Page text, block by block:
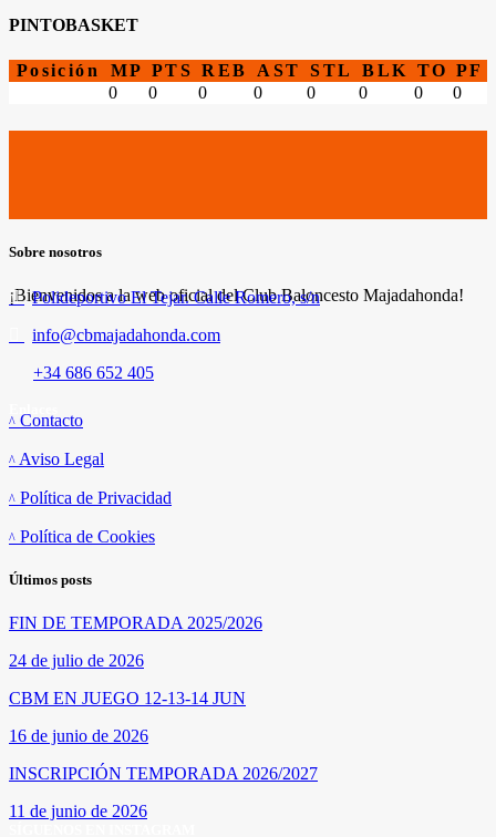
PINTOBASKET
Posición MP PTS REB AST STL BLK TO PF
0
0 0 0 0 0 0 0
Sobre nosotros
¡Bienvenidos a la web oficial del Club Baloncesto Majadahonda!
Polideportivo El Tejar. Calle Romero, s/n
info@cbmajadahonda.com
+34 686 652 405
Contacto
Aviso Legal
Política de Privacidad
Política de Cookies
Últimos posts
FIN DE TEMPORADA 2025/2026
24 de julio de 2026
CBM EN JUEGO 12-13-14 JUN
16 de junio de 2026
INSCRIPCIÓN TEMPORADA 2026/2027
11 de junio de 2026